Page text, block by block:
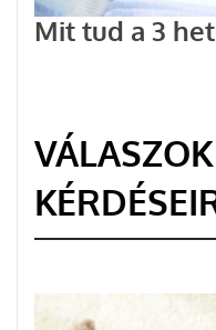
Mit tud a 3